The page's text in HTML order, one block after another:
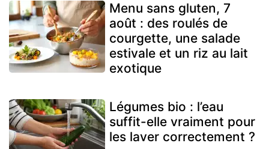
Menu sans gluten, 7
août : des roulés de
courgette, une salade
estivale et un riz au lait
exotique
Légumes bio : l’eau
suffit-elle vraiment pour
les laver correctement ?